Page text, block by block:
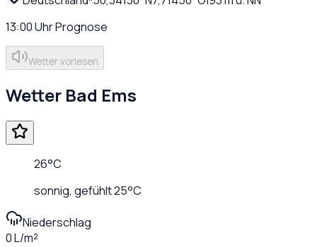
13:00UhrPrognose
Wetter vorlesen
Wetter Bad Ems
26°C
sonnig, gefühlt25°C
Niederschlag
0 L/m²